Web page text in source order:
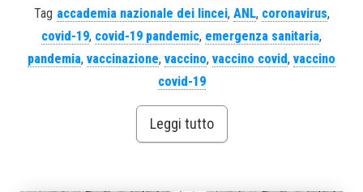
Tag accademia nazionale dei lincei, ANL, coronavirus,
covid-19, covid-19 pandemic, emergenza sanitaria,
pandemia, vaccinazione, vaccino, vaccino covid, vaccino
covid-19
Leggi tutto